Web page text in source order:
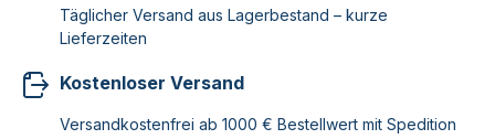
Täglicher Versand aus Lagerbestand – kurze
Lieferzeiten
Kostenloser Versand
Versandkostenfrei ab 1000 € Bestellwert mit Spedition